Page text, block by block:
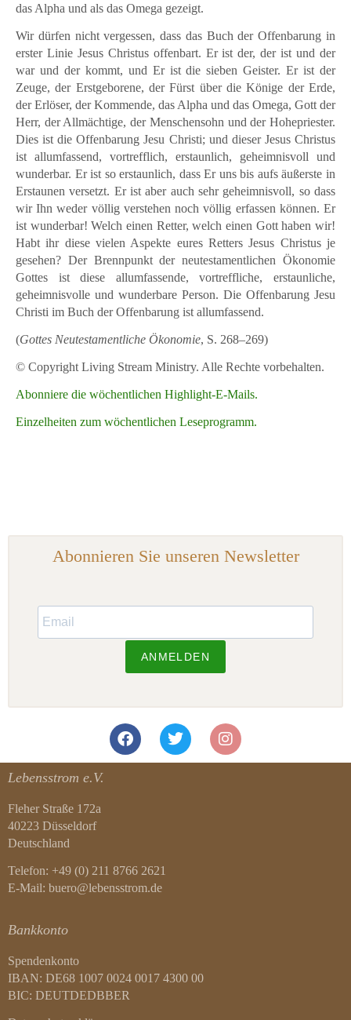
das Alpha und als das Omega gezeigt.
Wir dürfen nicht vergessen, dass das Buch der Offenbarung in
erster Linie Jesus Christus offenbart. Er ist der, der ist und der
war und der kommt, und Er ist die sieben Geister. Er ist der
Zeuge, der Erstgeborene, der Fürst über die Könige der Erde,
der Erlöser, der Kommende, das Alpha und das Omega, Gott der
Herr, der Allmächtige, der Menschensohn und der Hohepriester.
Dies ist die Offenbarung Jesu Christi; und dieser Jesus Christus
ist allumfassend, vortrefflich, erstaunlich, geheimnisvoll und
wunderbar. Er ist so erstaunlich, dass Er uns bis aufs äußerste in
Erstaunen versetzt. Er ist aber auch sehr geheimnisvoll, so dass
wir Ihn weder völlig verstehen noch völlig erfassen können. Er
ist wunderbar! Welch einen Retter, welch einen Gott haben wir!
Habt ihr diese vielen Aspekte eures Retters Jesus Christus je
gesehen? Der Brennpunkt der neutestamentlichen Ökonomie
Gottes ist diese allumfassende, vortreffliche, erstaunliche,
geheimnisvolle und wunderbare Person. Die Offenbarung Jesu
Christi im Buch der Offenbarung ist allumfassend.
(Gottes Neutestamentliche Ökonomie, S. 268–269)
© Copyright Living Stream Ministry. Alle Rechte vorbehalten.
Abonniere die wöchentlichen Highlight-E-Mails.
Einzelheiten zum wöchentlichen Leseprogramm.
Abonnieren Sie unseren Newsletter
ANMELDEN
Lebensstrom e.V.
Fleher Straße 172a
40223 Düsseldorf
Deutschland
Telefon: +49 (0) 211 8766 2621
E-Mail: buero@lebensstrom.de
Bankkonto
Spendenkonto
IBAN: DE68 1007 0024 0017 4300 00
BIC: DEUTDEDBBER